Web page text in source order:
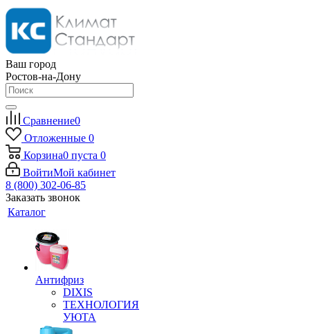
Ваш город
Ростов-на-Дону
Сравнение0
Отложенные 0
Корзина0 пуста 0
ВойтиМой кабинет
8 (800) 302-06-85
Заказать звонок
Каталог
Антифриз
DIXIS
ТЕХНОЛОГИЯ
УЮТА